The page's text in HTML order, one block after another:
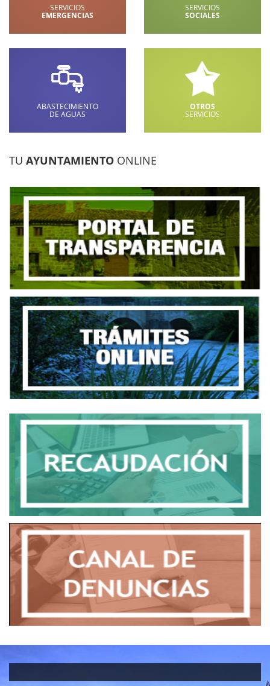
SERVICIOS
EMERGENCIAS
SERVICIOS
SOCIALES
ABASTECIMIENTO
DE AGUAS
OTROS
SERVICIOS
TU AYUNTAMIENTO ONLINE